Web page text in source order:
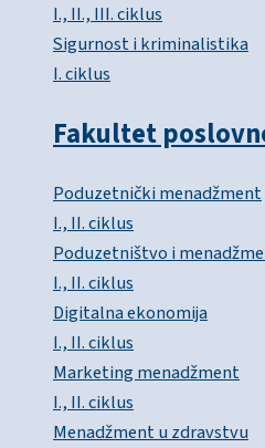
I., II., III. ciklus
Sigurnost i kriminalistika
I. ciklus
Fakultet
Poduzetnički menadžment
I., II. ciklus
Poduzetništvo i
I., II. ciklus
Digitalna ekonomija
I., II. ciklus
Marketing menadžment
I., II. ciklus
Menadžment u zdravstvu